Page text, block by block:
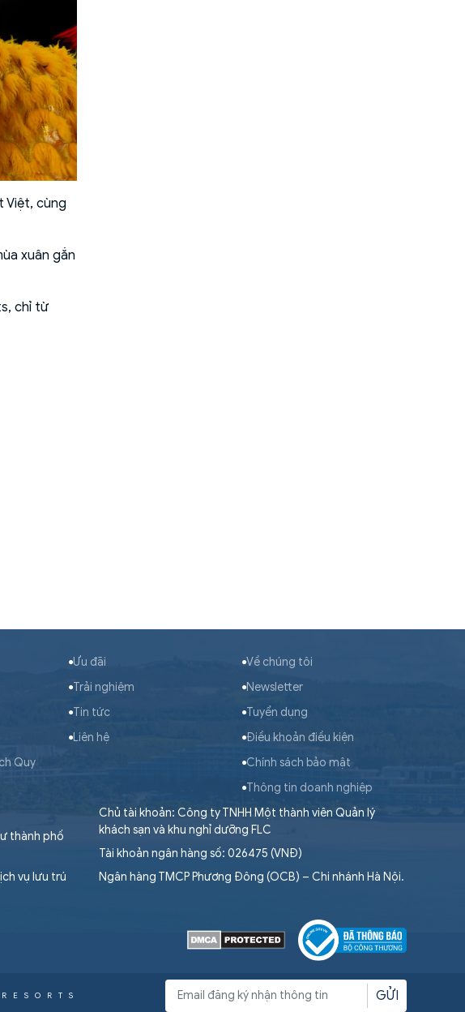
Việt, cùng
xuân gắn
chỉ từ
Quy
Ưu đãi
Trải nghiệm
Tin tức
Liên hệ
Về chúng tôi
Newsletter
Tuyển dụng
Điều khoản điều kiện
Chính sách bảo mật
Thông tin doanh nghiệp
thành phố
vụ lưu trú
Chủ tài khoản: Công ty TNHH Một thành viên Quản lý
khách sạn và khu nghỉ dưỡng FLC
Tài khoản ngân hàng số: 026475 (VNĐ)
Ngân hàng TMCP Phương Đông (OCB) – Chi nhánh Hà Nội.
GỬI